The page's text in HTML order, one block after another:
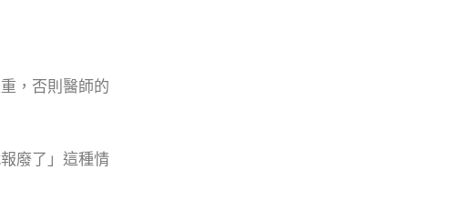
，否則醫師的
廢了」這種情